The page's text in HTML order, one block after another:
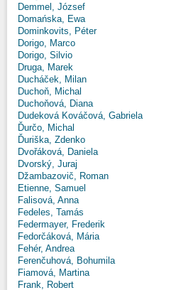
Demmel, József
Domańska, Ewa
Dominkovits, Péter
Dorigo, Marco
Dorigo, Silvio
Druga, Marek
Ducháček, Milan
Duchoň, Michal
Duchoňová, Diana
Dudeková Kováčová, Gabriela
Ďurčo, Michal
Ďuriška, Zdenko
Dvořáková, Daniela
Dvorský, Juraj
Džambazovič, Roman
Etienne, Samuel
Falisová, Anna
Fedeles, Tamás
Federmayer, Frederik
Fedorčáková, Mária
Fehér, Andrea
Ferenčuhová, Bohumila
Fiamová, Martina
Frank, Robert